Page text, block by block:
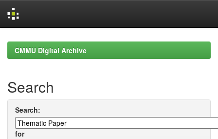
navigationCMMU Digital Archive
Search
Search:
for